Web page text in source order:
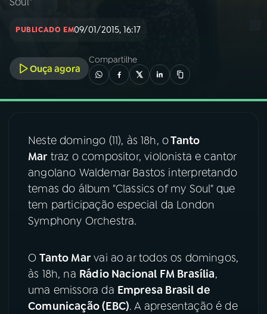
04 PROGRAMAS
05PODCASTS
07ÚLTIMAS
PUBLICADO EM09/01/2015, 16:17
Ouça agora
Compartilhe
Neste domingo (11), às 18h, oTanto
Martraz o compositor, violonista e cantor
angolano Waldemar Bastos interpretando
temas do álbum "Classics of my Soul" que
tem participação especial da London
Symphony Orchestra.
OTanto Marvai ao ar todos os domingos,
às 18h, na Rádio Nacional FM Brasília,
uma emissora da Empresa Brasil de
Comunicação (EBC). A apresentação é de